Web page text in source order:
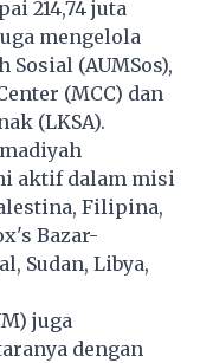
214,74 juta
mengelola
Sosial (AUMSos),
(MCC) dan
(LKSA).
aktif dalam misi
Filipina,
Bazar-
Sudan, Libya,
juga
dengan